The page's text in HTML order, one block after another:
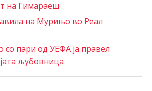
на Гимараеш
на Мурињо во Реал
со пари од УЕФА ја правел
љубовница